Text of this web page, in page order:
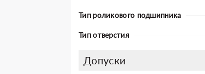
Тип роликового подшипника
Тип отверстия
Допуски